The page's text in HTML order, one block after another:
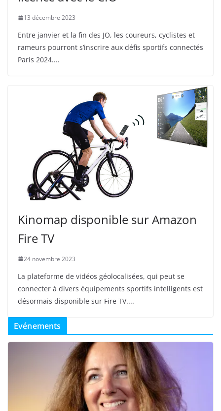
13 décembre 2023
Entre janvier et la fin des JO, les coureurs, cyclistes et
rameurs pourront s’inscrire aux défis sportifs connectés
Paris 2024.
Kinomap disponible sur Amazon
Fire TV
24 novembre 2023
La plateforme de vidéos géolocalisées, qui peut se
connecter à divers équipements sportifs intelligents est
désormais disponible sur Fire TV.
Evénements